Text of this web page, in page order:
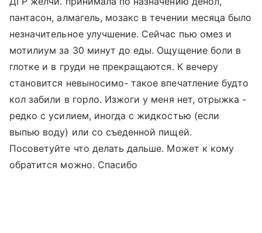
пантасон, алмагель, мозакс в течении месяца было
незначительное улучшение. Сейчас пью омез и
мотилиум за 30 минут до еды. Ощущение боли в
глотке и в груди не прекращаются. К вечеру
становится невыносимо- такое впечатление будто
кол забили в горло. Изжоги у меня нет, отрыжка -
редко с усилием, иногда с жидкостью (если
выпью воду) или со съеденной пищей.
Посоветуйте что делать дальше. Может к кому
обратится можно. Спасибо